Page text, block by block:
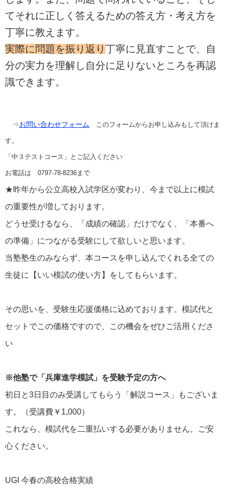
てそれに正しく答えるための答え方・考え方を
丁寧に教えます。
実際に問題を振り返り 丁寧に見直すことで、自
分の実力を理解し自分に足りないところを再認
識できます。
⇒お問い合わせフォーム このフォームからお申し込みもして頂けま
す。
「中３テストコース」とご記入ください
お電話は 0797-78-8236まで
★昨年から公立高校入試学区が変わり、今まで以上に模試
の重要性が増しております。
どうせ受けるなら、「成績の確認」だけでなく、「本番へ
の準備」につながる受験にして欲しいと思います。
当塾塾生のみならず、本コースを申し込んでくれる全ての
生徒に【いい模試の使い方】をしてもらいます。
その思いを、受験生応援価格に込めております。模試代と
セットでこの価格ですので、この機会をぜひご活用くださ
い
※他塾で「兵庫進学模試」を受験予定の方へ
初日と3日目のみ受講してもらう「解説コース」もございま
す。（受講費￥1,000）
これなら、模試代を二重払いする必要がありません。ご安
心ください。
UGI 今春の高校合格実績